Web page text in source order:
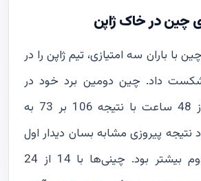
چین در خاک ژاپن
با باران سه امتیازی، تیم ژاپن را در
داد. چین دومین برد خود در
سندا را در کمتر از 48 ساعت با نتیجه 106 بر 73 به
پیروزی مشابه بسان دیدار اول
اما تفاوت بازی دوم بیشتر بود. چینی‌ها با 14 از 24